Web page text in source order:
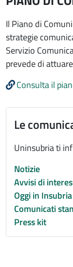
Il Piano di
strategie
Servizio
prevede di
Consulta il
Le
Uninsubria ti
Notizie
Avvisi di
Oggi in Insubria
Comunicati
Press kit